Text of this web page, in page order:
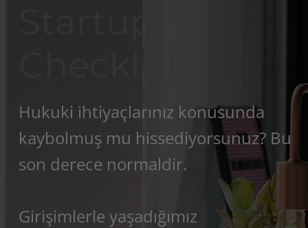
Hukuki ihtiyaçlarınız konusunda
kaybolmuş mu hissediyorsunuz? Bu
son derece normaldir.
Girişimlerle yaşadığımız